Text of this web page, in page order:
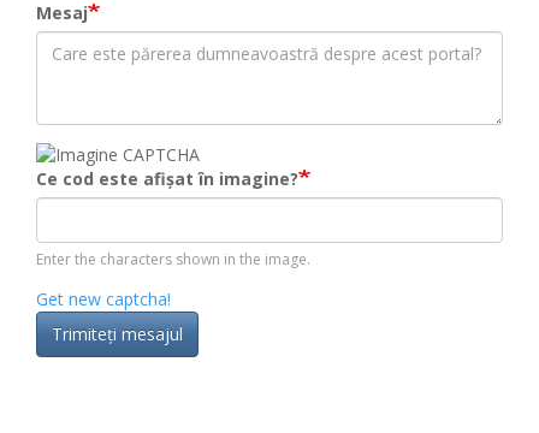
Mesaj
Ce cod este afișat în imagine?
Enter the characters shown in the image.
Get new captcha!
Trimiteţi mesajul